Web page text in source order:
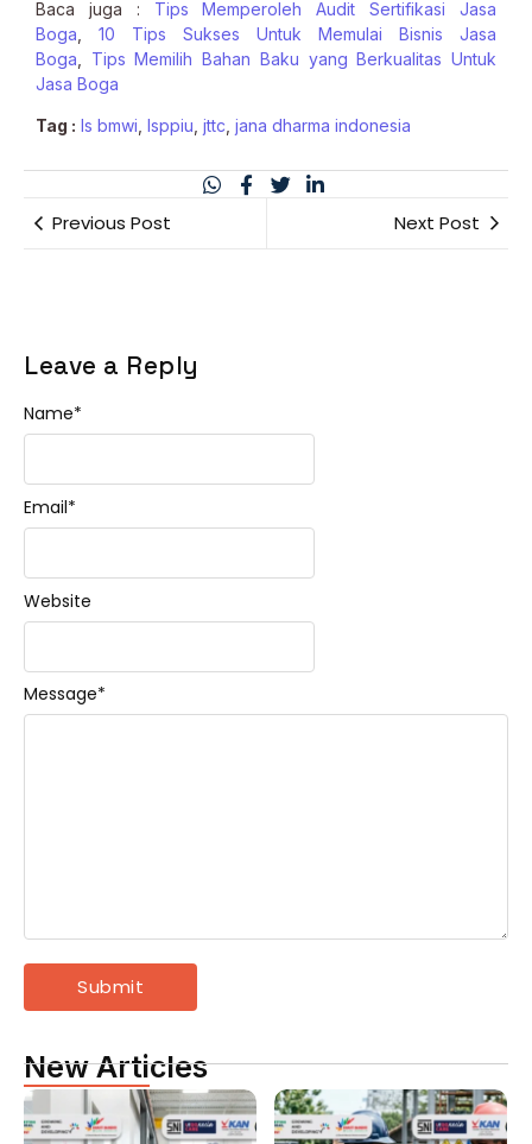
Baca juga : Tips Memperoleh Audit Sertifikasi Jasa
Boga
10 Tips Sukses Untuk Memulai Bisnis Jasa
Boga
Tips Memilih Bahan Baku yang Berkualitas Untuk
Jasa Boga
Tag : ls bmwi lsppiu jttc jana dharma indonesia
Previous Post Next Post
Leave a Reply
Message*
Name*
Email*
Website
New Articles